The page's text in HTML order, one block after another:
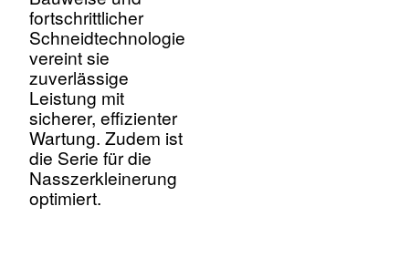
fortschrittlicher
Schneidtechnologie
vereint sie
zuverlässige
Leistung mit
sicherer, effizienter
Wartung. Zudem ist
die Serie für die
Nasszerkleinerung
optimiert.